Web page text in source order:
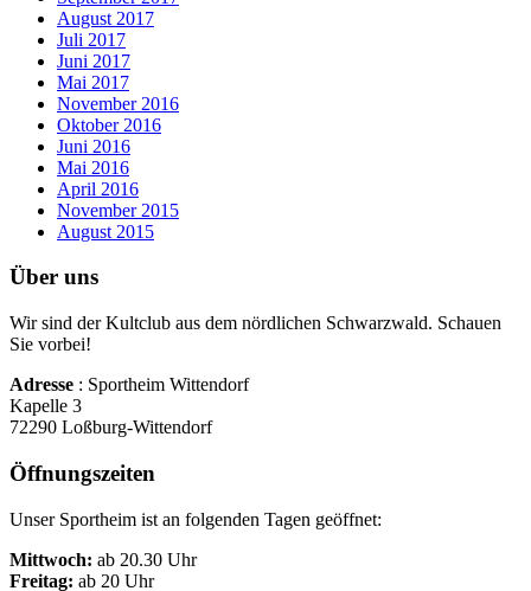
August 2017
Juli 2017
Juni 2017
Mai 2017
November 2016
Oktober 2016
Juni 2016
Mai 2016
April 2016
November 2015
August 2015
Über uns
Wir sind der Kultclub aus dem nördlichen Schwarzwald. Schauen
Sie vorbei!
Adresse : Sportheim Wittendorf
Kapelle 3
72290 Loßburg-Wittendorf
Öffnungszeiten
Unser Sportheim ist an folgenden Tagen geöffnet:
Mittwoch: ab 20.30 Uhr
Freitag: ab 20 Uhr